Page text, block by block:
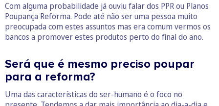
Com alguma probabilidade já ouviu falar dos PPR ou Planos
Poupança Reforma. Pode até não ser uma pessoa muito
preocupada com estes assuntos mas era comum vermos os
bancos a promover estes produtos perto do final do ano.
Será que é mesmo preciso poupar
para a reforma?
Uma das características do ser-humano é o foco no